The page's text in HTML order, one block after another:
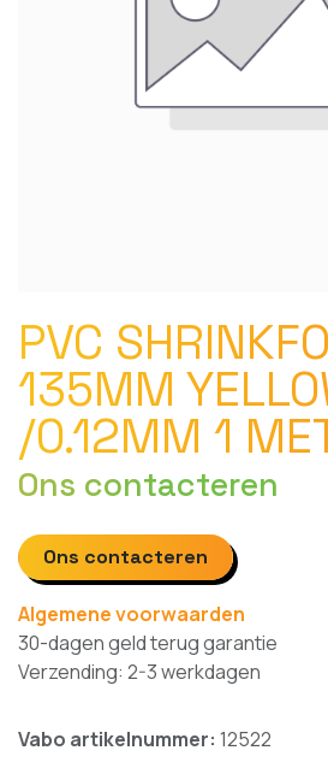
PVC
135MM
/0.12MM 1
Ons contacteren
Ons contacteren
Algemene voorwaarden
30-dagen geld terug garantie
Verzending: 2-3 werkdagen
Vabo artikelnummer: 12522